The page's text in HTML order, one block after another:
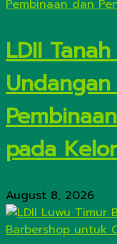
LDII
Undangan
pada
August 8, 2026